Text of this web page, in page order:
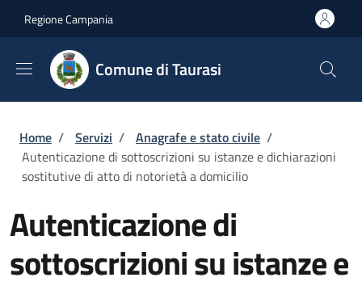
Regione Campania
Comune di Taurasi
Briciole di pane
Home / Servizi / Anagrafe e stato civile /
Autenticazione di sottoscrizioni su istanze e dichiarazioni
sostitutive di atto di notorietà a domicilio
Autenticazione di
sottoscrizioni su istanze e